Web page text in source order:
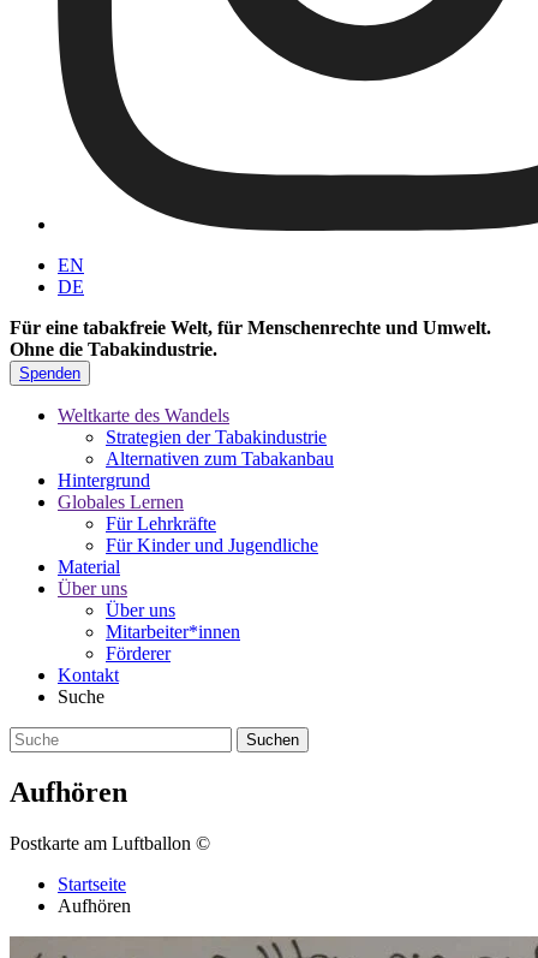
EN
DE
Für eine tabakfreie Welt, für Menschenrechte und Umwelt.
Ohne die Tabakindustrie.
Spenden
Weltkarte des Wandels
Strategien der Tabakindustrie
Alternativen zum Tabakanbau
Hintergrund
Globales Lernen
Für Lehrkräfte
Für Kinder und Jugendliche
Material
Über uns
Über uns
Mitarbeiter*innen
Förderer
Kontakt
Suche
Aufhören
Postkarte am Luftballon ©
Startseite
Aufhören